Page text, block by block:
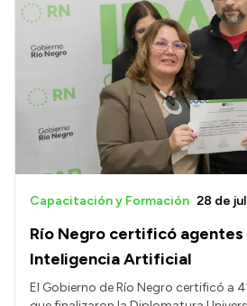
Río Negro certificó agentes
Inteligencia Artificial
Capacitación y Formación 28 de
El Gobierno de Río Negro certificó a